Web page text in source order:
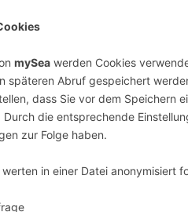
mySea werden Cookies
späteren Abruf gespeichert
dass Sie vor dem
die entsprechende
zur Folge haben.
in einer Datei anonymisiert